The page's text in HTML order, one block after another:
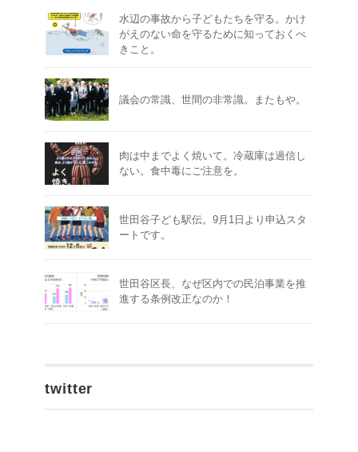
水辺の事故から子どもたちを守る。かけ
がえのない命を守るために知っておくべ
きこと。
議会の常識、世間の非常識。またもや。
肉は中までよく焼いて。冷蔵庫は過信し
ない。食中毒にご注意を。
世田谷子ども駅伝。9月1日より申込スタ
ートです。
世田谷区長、なぜ区内での民泊事業を推
進する条例改正なのか！
twitter